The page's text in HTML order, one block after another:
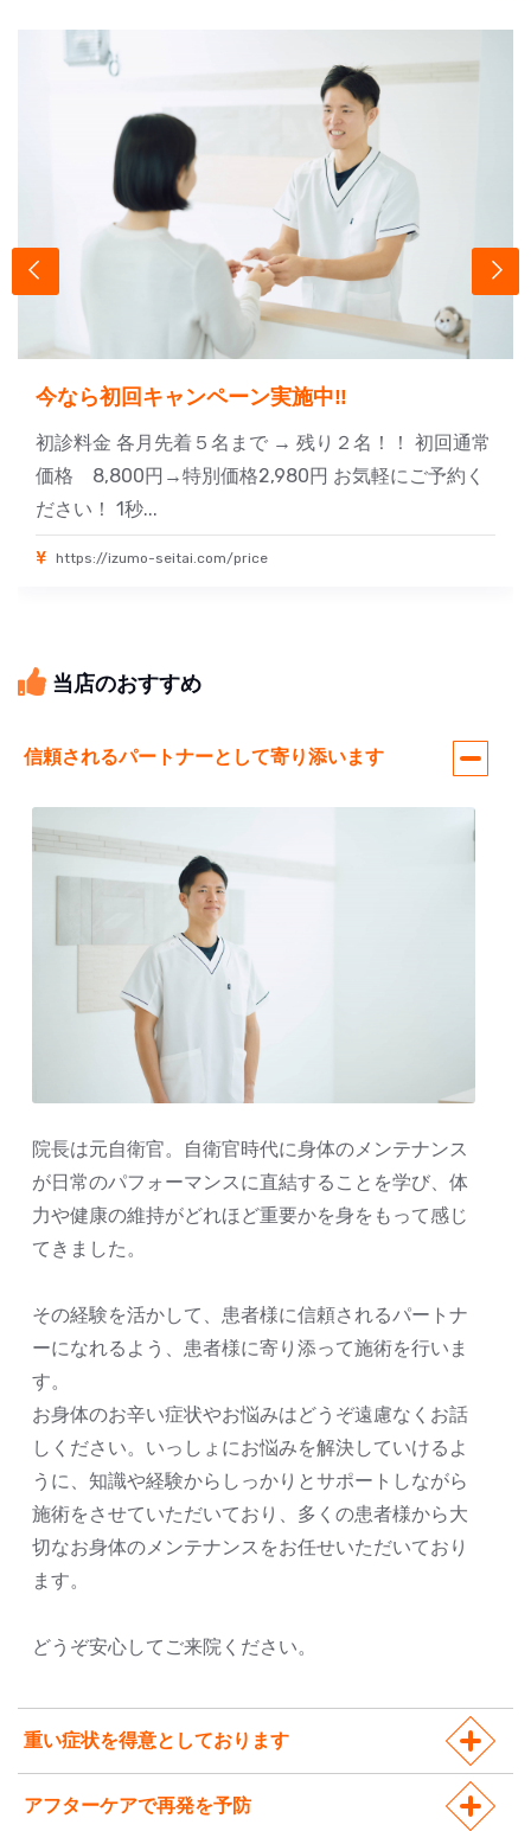
今なら初回キャンペーン実施中‼
初診料金 各月先着５名まで → 残り２名！！ 初回通常
価格 8,800円→特別価格2,980円 お気軽にご予約く
ださい！ 1秒...
https://izumo-seitai.com/price
当店のおすすめ
信頼されるパートナーとして寄り添います
院長は元自衛官。自衛官時代に身体のメンテナンス
が日常のパフォーマンスに直結することを学び、体
力や健康の維持がどれほど重要かを身をもって感じ
てきました。
その経験を活かして、患者様に信頼されるパートナ
ーになれるよう、患者様に寄り添って施術を行いま
す。
お身体のお辛い症状やお悩みはどうぞ遠慮なくお話
しください。いっしょにお悩みを解決していけるよ
うに、知識や経験からしっかりとサポートしながら
施術をさせていただいており、多くの患者様から大
切なお身体のメンテナンスをお任せいただいており
ます。
どうぞ安心してご来院ください。
重い症状を得意としております
アフターケアで再発を予防